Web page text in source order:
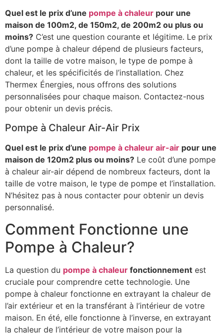
Quel est le prix d’une pompe à chaleur pour une
maison de 100m2, de 150m2, de 200m2 ou plus ou
moins? C’est une question courante et légitime. Le prix
d’une pompe à chaleur dépend de plusieurs facteurs,
dont la taille de votre maison, le type de pompe à
chaleur, et les spécificités de l’installation. Chez
Thermex Énergies, nous offrons des solutions
personnalisées pour chaque maison. Contactez-nous
pour obtenir un devis précis.
Pompe à Chaleur Air-Air Prix
Quel est le prix d’une pompe à chaleur air-air pour une
maison de 120m2 plus ou moins? Le coût d’une pompe
à chaleur air-air dépend de nombreux facteurs, dont la
taille de votre maison, le type de pompe et l’installation.
N’hésitez pas à nous contacter pour obtenir un devis
personnalisé.
Comment Fonctionne une
Pompe à Chaleur?
La question du pompe à chaleur fonctionnement est
cruciale pour comprendre cette technologie. Une
pompe à chaleur fonctionne en extrayant la chaleur de
l’air extérieur et en la transférant à l’intérieur de votre
maison. En été, elle fonctionne à l’inverse, en extrayant
la chaleur de l’intérieur de votre maison pour la